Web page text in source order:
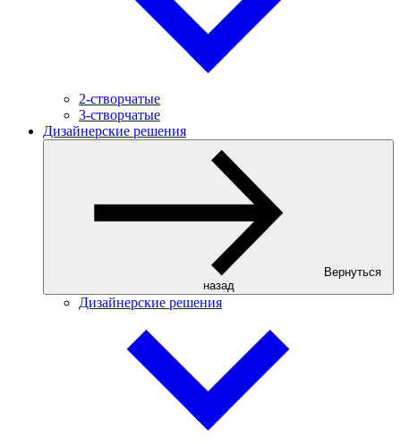
2-створчатые
3-створчатые
Дизайнерские решения
Вернуться
назад
Дизайнерские решения